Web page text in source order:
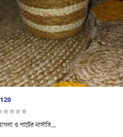
ও পাটের নার্সারি...